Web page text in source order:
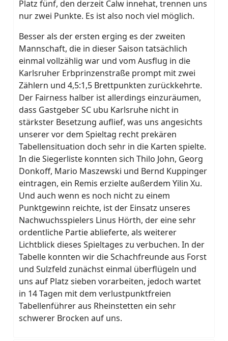
Platz fünf, den derzeit Calw innehat, trennen uns
nur zwei Punkte. Es ist also noch viel möglich.
Besser als der ersten erging es der zweiten
Mannschaft, die in dieser Saison tatsächlich
einmal vollzählig war und vom Ausflug in die
Karlsruher Erbprinzenstraße prompt mit zwei
Zählern und 4,5:1,5 Brettpunkten zurückkehrte.
Der Fairness halber ist allerdings einzuräumen,
dass Gastgeber SC ubu Karlsruhe nicht in
stärkster Besetzung auflief, was uns angesichts
unserer vor dem Spieltag recht prekären
Tabellensituation doch sehr in die Karten spielte.
In die Siegerliste konnten sich Thilo John, Georg
Donkoff, Mario Maszewski und Bernd Kuppinger
eintragen, ein Remis erzielte außerdem Yilin Xu.
Und auch wenn es noch nicht zu einem
Punktgewinn reichte, ist der Einsatz unseres
Nachwuchsspielers Linus Hörth, der eine sehr
ordentliche Partie ablieferte, als weiterer
Lichtblick dieses Spieltages zu verbuchen. In der
Tabelle konnten wir die Schachfreunde aus Forst
und Sulzfeld zunächst einmal überflügeln und
uns auf Platz sieben vorarbeiten, jedoch wartet
in 14 Tagen mit dem verlustpunktfreien
Tabellenführer aus Rheinstetten ein sehr
schwerer Brocken auf uns.